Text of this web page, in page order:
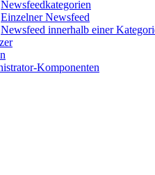
Newsfeedkategorien
Einzelner Newsfeed
Newsfeed innerhalb einer
Komponenten